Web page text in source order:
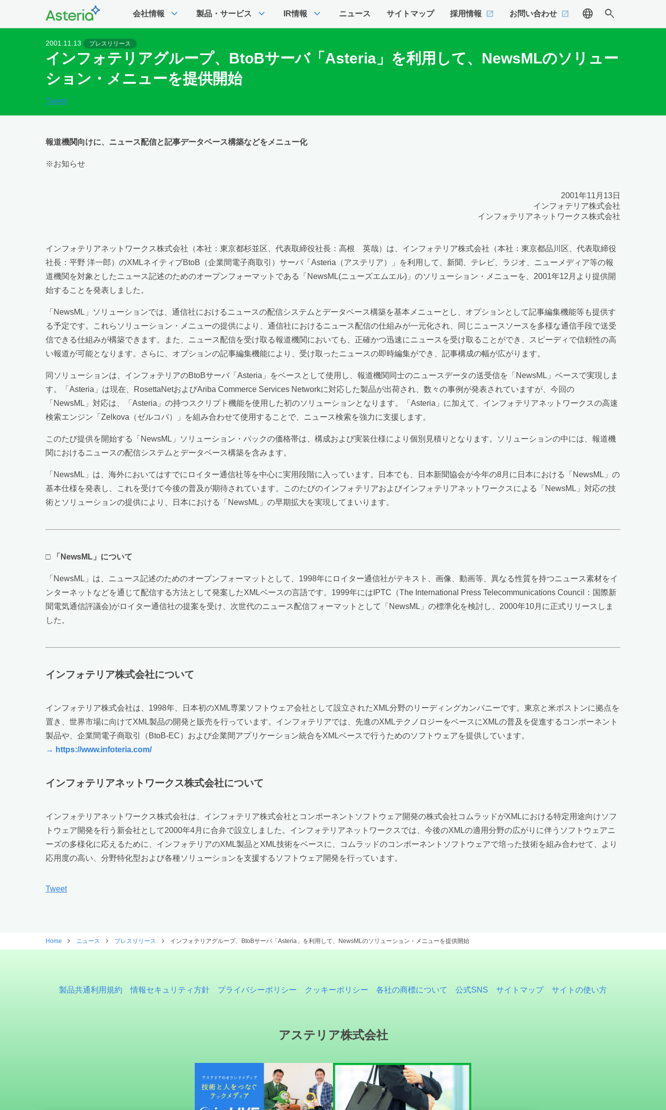
会社情報 expand_more 製品・サービス expand_more IR情報 expand_more ニュース サイトマップ 採用情報 お問い合わせ language search
2001.11.13 プレスリリース
インフォテリアグループ、BtoBサーバ「Asteria」を利用して、NewsMLのソリュー
ション・メニューを提供開始
Tweet
報道機関向けに、ニュース配信と記事データベース構築などをメニュー化
※お知らせ
2001年11月13日
インフォテリア株式会社
インフォテリアネットワークス株式会社
インフォテリアネットワークス株式会社（本社：東京都杉並区、代表取締役社長：高根 英哉）は、インフォテリア株式会社（本社：東京都品川区、代表取締役
社長：平野 洋一郎）のXMLネイティブBtoB（企業間電子商取引）サーバ「Asteria（アステリア）」を利用して、新聞、テレビ、ラジオ、ニューメディア等の報
道機関を対象としたニュース記述のためのオープンフォーマットである「NewsML(ニューズエムエル)」のソリューション・メニューを、2001年12月より提供開
始することを発表しました。
「NewsML」ソリューションでは、通信社におけるニュースの配信システムとデータベース構築を基本メニューとし、オプションとして記事編集機能等も提供す
る予定です。これらソリューション・メニューの提供により、通信社におけるニュース配信の仕組みが一元化され、同じニュースソースを多様な通信手段で送受
信できる仕組みが構築できます。また、ニュース配信を受け取る報道機関においても、正確かつ迅速にニュースを受け取ることができ、スピーディで信頼性の高
い報道が可能となります。さらに、オプションの記事編集機能により、受け取ったニュースの即時編集ができ、記事構成の幅が広がります。
同ソリューションは、インフォテリアのBtoBサーバ「Asteria」をベースとして使用し、報道機関同士のニュースデータの送受信を「NewsML」ベースで実現しま
す。「Asteria」は現在、RosettaNetおよびAriba Commerce Services Networkに対応した製品が出荷され、数々の事例が発表されていますが、今回の
「NewsML」対応は、「Asteria」の持つスクリプト機能を使用した初のソリューションとなります。「Asteria」に加えて、インフォテリアネットワークスの高速
検索エンジン「Zelkova（ゼルコバ）」を組み合わせて使用することで、ニュース検索を強力に支援します。
このたび提供を開始する「NewsML」ソリューション・パックの価格帯は、構成および実装仕様により個別見積りとなります。ソリューションの中には、報道機
関におけるニュースの配信システムとデータベース構築を含みます。
「NewsML」は、海外においてはすでにロイター通信社等を中心に実用段階に入っています。日本でも、日本新聞協会が今年の8月に日本における「NewsML」の
基本仕様を発表し、これを受けて今後の普及が期待されています。このたびのインフォテリアおよびインフォテリアネットワークスによる「NewsML」対応の技
術とソリューションの提供により、日本における「NewsML」の早期拡大を実現してまいります。
□ 「NewsML」について
「NewsML」は、ニュース記述のためのオープンフォーマットとして、1998年にロイター通信社がテキスト、画像、動画等、異なる性質を持つニュース素材をイ
ンターネットなどを通じて配信する方法として発案したXMLベースの言語です。1999年にはIPTC（The International Press Telecommunications Council：国際新
聞電気通信評議会)がロイター通信社の提案を受け、次世代のニュース配信フォーマットとして「NewsML」の標準化を検討し、2000年10月に正式リリースしま
した。
インフォテリア株式会社について
インフォテリア株式会社は、1998年、日本初のXML専業ソフトウェア会社として設立されたXML分野のリーディングカンパニーです。東京と米ボストンに拠点を
置き、世界市場に向けてXML製品の開発と販売を行っています。インフォテリアでは、先進のXMLテクノロジーをベースにXMLの普及を促進するコンポーネント
製品や、企業間電子商取引（BtoB-EC）および企業間アプリケーション統合をXMLベースで行うためのソフトウェアを提供しています。
→ https://www.infoteria.com/
インフォテリアネットワークス株式会社について
インフォテリアネットワークス株式会社は、インフォテリア株式会社とコンポーネントソフトウェア開発の株式会社コムラッドがXMLにおける特定用途向けソフ
トウェア開発を行う新会社として2000年4月に合弁で設立しました。インフォテリアネットワークスでは、今後のXMLの適用分野の広がりに伴うソフトウェアニ
ーズの多様化に応えるために、インフォテリアのXML製品とXML技術をベースに、コムラッドのコンポーネントソフトウェアで培った技術を組み合わせて、より
応用度の高い、分野特化型および各種ソリューションを支援するソフトウェア開発を行っています。
Tweet
Home ニュース プレスリリース インフォテリアグループ、BtoBサーバ「Asteria」を利用して、NewsMLのソリューション・メニューを提供開始
製品共通利用規約 情報セキュリティ方針 プライバシーポリシー クッキーポリシー 各社の商標について 公式SNS サイトマップ サイトの使い方
アステリア株式会社